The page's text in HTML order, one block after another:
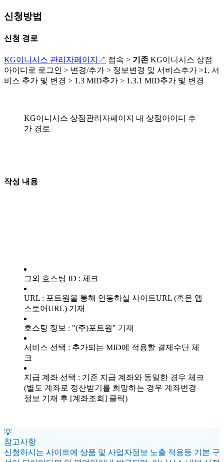
신청방법
신청 경로
KG이니시스 관리자페이지↗ 접속 > 기존 KG이니시스 상점
아이디로 로그인 > 변경/추가 > 정보변경 및 서비스추가 >1. 서
비스 추가 및 변경 > 1.3 MID추가 > 1.3.1 MID추가 및 변경
KG이니시스 상점관리자페이지 내 상점아이디 추
가 경로
작성 내용
그외 호스팅 ID : 체크
URL : 포트원을 통해 연동하실 사이트URL (혹은 앱
스토어URL) 기재
호스팅 정보 : "(주)포트원" 기재
서비스 선택 : 추가되는 MID에 적용할 결제수단 체
크
지급 계좌 선택 : 기존 지급 계좌와 동일한 경우 체크
(별도 계좌로 정산받기를 희망하는 경우 계좌변경
정보 기재 후 [계좌조회] 클릭)
💡
참고사항
신청하시는 사이트에 상품 및 사업자정보 노출 적용등 기본 구